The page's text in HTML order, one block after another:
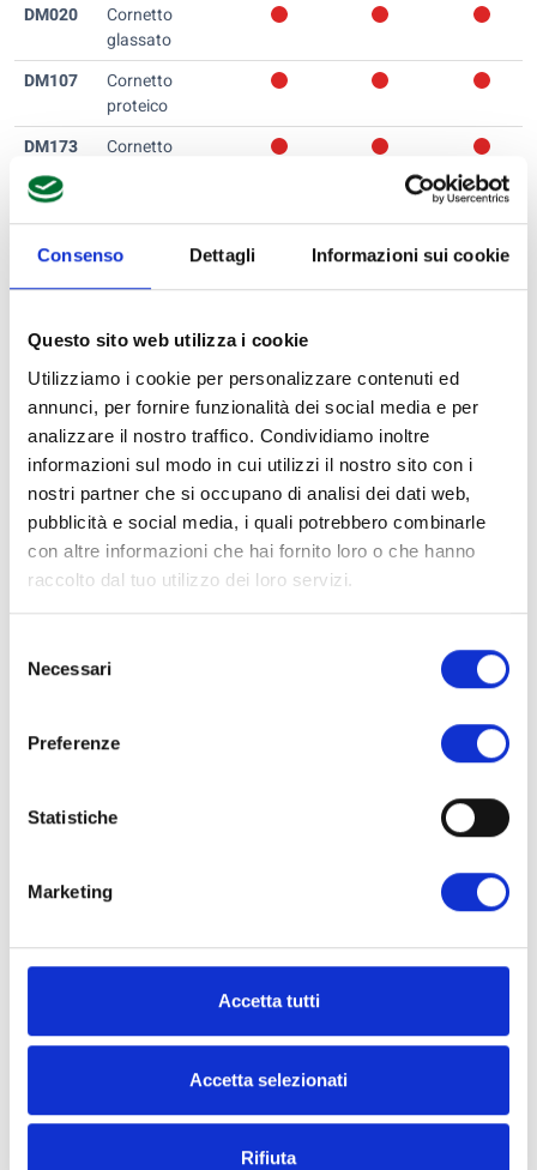
Consenso Dettagli Informazioni sui cookie
Questo sito web utilizza i cookie
Utilizziamo i cookie per personalizzare contenuti ed
annunci, per fornire funzionalità dei social media e per
analizzare il nostro traffico. Condividiamo inoltre
informazioni sul modo in cui utilizzi il nostro sito con i
nostri partner che si occupano di analisi dei dati web,
pubblicità e social media, i quali potrebbero combinarle
con altre informazioni che hai fornito loro o che hanno
raccolto dal tuo utilizzo dei loro servizi.
delNecessari
Preferenze
Statistiche
Marketing
Accetta tutti
Accetta selezionati
Rifiuta
DM020
Cornetto
glassato
DM107
Cornetto
proteico
DM173
Cornetto
rosmarino
DM054
Crostoni
proteici
DM046
Crostucci alle
olive
DM047
Crostucci
classici
DM155
Deliziotto frutti
di bosco
DM156
Deliziotto
DM001
Dolce Mattino
DM131
Dolce Mix
DM183
cioccolato SG
mango SG
alla fragola SG
Fetta ai semi
DM007